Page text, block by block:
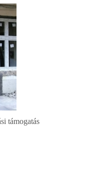
támogatás